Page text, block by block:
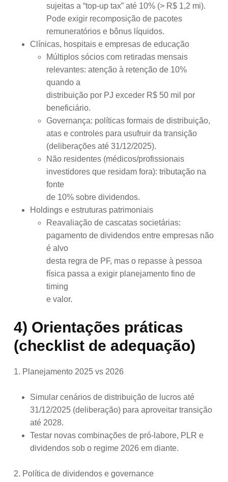
sujeitas a “top-up tax” até 10% (> R$ 1,2 mi).
Pode exigir recomposição de pacotes
remuneratórios e bônus líquidos.
Clínicas, hospitais e empresas de educação
Múltiplos sócios com retiradas mensais
relevantes: atenção à retenção de 10%
quando a
distribuição por PJ exceder R$ 50 mil por
beneficiário.
Governança: políticas formais de distribuição,
atas e controles para usufruir da transição
(deliberações até 31/12/2025).
Não residentes (médicos/profissionais
investidores que residam fora): tributação na
fonte
de 10% sobre dividendos.
Holdings e estruturas patrimoniais
Reavaliação de cascatas societárias:
pagamento de dividendos entre empresas não
é alvo
desta regra de PF, mas o repasse à pessoa
física passa a exigir planejamento fino de
timing
e valor.
4) Orientações práticas
(checklist de adequação)
1. Planejamento 2025 vs 2026
Simular cenários de distribuição de lucros até
31/12/2025 (deliberação) para aproveitar transição
até 2028.
Testar novas combinações de pró-labore, PLR e
dividendos sob o regime 2026 em diante.
2. Política de dividendos e governance